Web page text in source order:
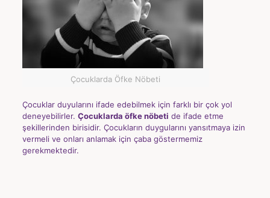
Çocuklarda Öfke Nöbeti
Çocuklar duyularını ifade edebilmek için farklı bir çok yol
deneyebilirler. Çocuklarda öfke nöbeti de ifade etme
şekillerinden birisidir. Çocukların duygularını yansıtmaya izin
vermeli ve onları anlamak için çaba göstermemiz
gerekmektedir.